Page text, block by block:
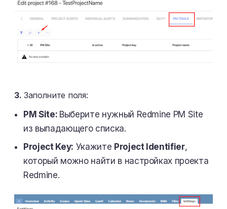
3. Заполните поля:
PM Site: Выберите нужный Redmine PM Site
из выпадающего списка.
Project Key: Укажите Project Identifier,
который можно найти в настройках проекта
Redmine.